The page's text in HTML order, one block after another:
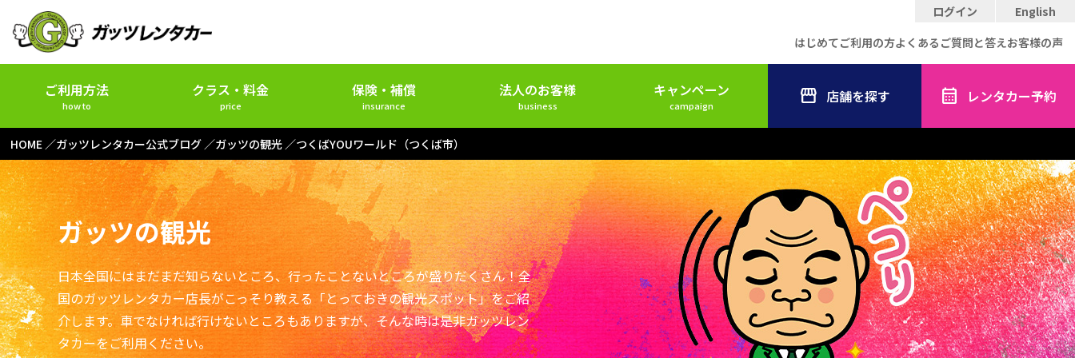
ログイン
English
はじめてご利用の方よくあるご質問と答えお客様の声
ご利用方法
how to
クラス・料金
price
保険・補償
insurance
法人のお客様
business
キャンペーン
campaign 店舗を探す レンタカー予約
HOME ガッツレンタカー公式ブログ ガッツの観光 つくばYOUワールド（つくば市）
ガッツの観光
日本全国にはまだまだ知らないところ、行ったことないところが盛りだくさん！全
国のガッツレンタカー店長がこっそり教える「とっておきの観光スポット」をご紹
介します。車でなければ行けないところもありますが、そんな時は是非ガッツレン
タカーをご利用ください。